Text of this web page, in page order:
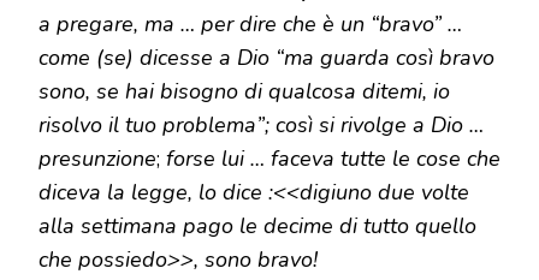
a pregare, ma … per dire che è un “bravo” …
come (se) dicesse a Dio “ma guarda così bravo
sono, se hai bisogno di qualcosa ditemi, io
risolvo il tuo problema”; così si rivolge a Dio …
presunzione; forse lui … faceva tutte le cose che
diceva la legge, lo dice :<<digiuno due volte
alla settimana pago le decime di tutto quello
che possiedo>>, sono bravo!